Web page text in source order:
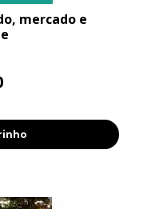
mercado e